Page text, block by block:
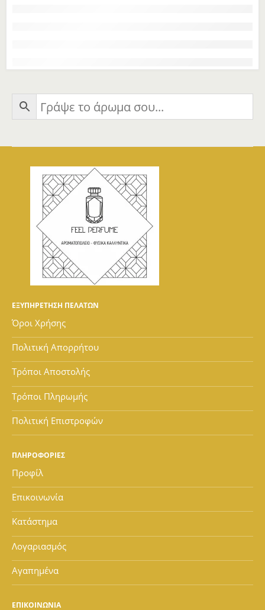
ΕΞΥΠΗΡΕΤΗΣΗ ΠΕΛΑΤΩΝ
Όροι Χρήσης
Πολιτική Απορρήτου
Τρόποι Αποστολής
Τρόποι Πληρωμής
Πολιτική Επιστροφών
ΠΛΗΡΟΦΟΡΙΕΣ
Προφίλ
Επικοινωνία
Κατάστημα
Λογαριασμός
Αγαπημένα
ΕΠΙΚΟΙΝΩΝΙΑ